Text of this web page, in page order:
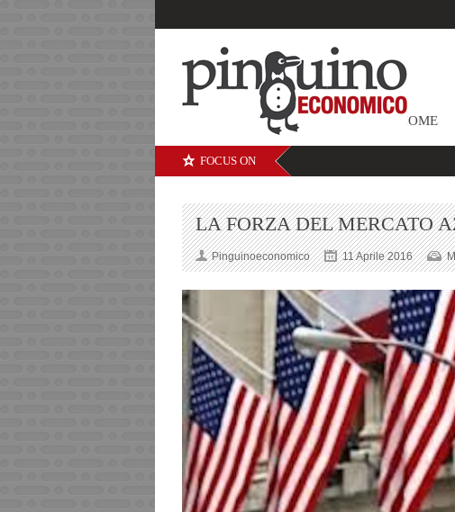
HOME
FOCUS ON
LA FORZA DEL MERCATO
Pinguinoeconomico 11 Aprile 2016